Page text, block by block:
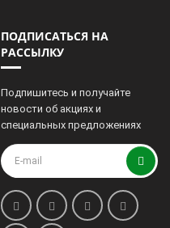
ПОДПИСАТЬСЯ НА
РАССЫЛКУ
Подпишитесь и получайте
новости об акциях и
специальных предложениях